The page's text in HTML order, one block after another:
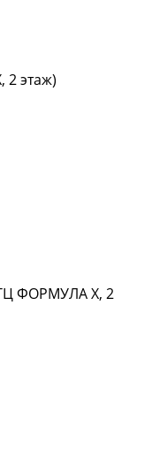
2 этаж)
ФОРМУЛА Х, 2